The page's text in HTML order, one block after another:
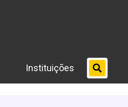
Instituições